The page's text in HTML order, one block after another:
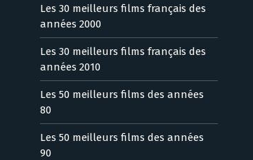
Les 30 meilleurs films français des
années 2000
Les 30 meilleurs films français des
années 2010
Les 50 meilleurs films des années
80
Les 50 meilleurs films des années
90